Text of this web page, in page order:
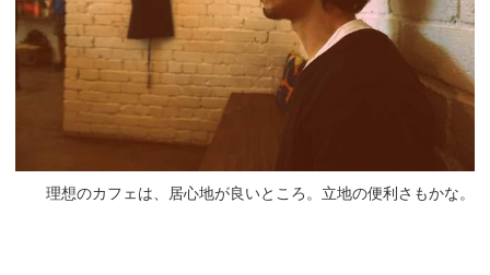
理想のカフェは、居心地が良いところ。立地の便利さもかな。